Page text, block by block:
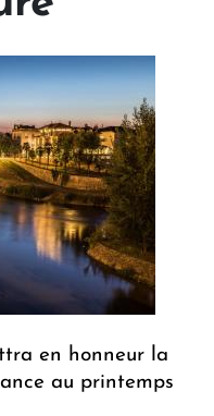
en honneur la
au printemps